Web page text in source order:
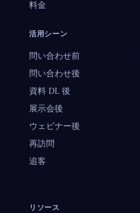
料金
活用シーン
問い合わせ前
問い合わせ後
資料 DL 後
展示会後
ウェビナー後
再訪問
追客
リソース